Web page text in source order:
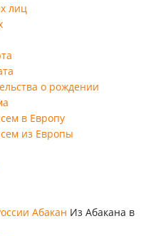
лиц
о рождении
в Европу
из Европы
Абакан Из Абакана в